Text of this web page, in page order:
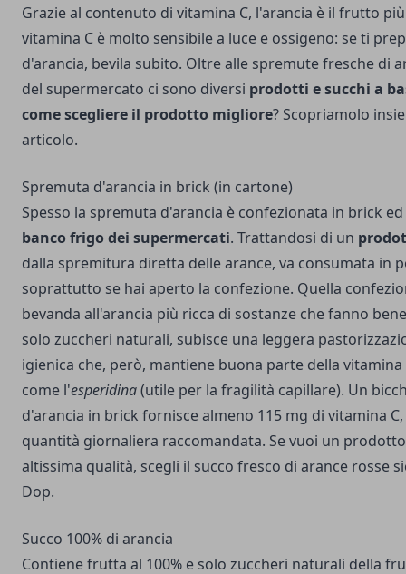
Grazie al contenuto di vitamina C, l'arancia è il frutto
vitamina C è molto sensibile a luce e ossigeno: se ti
d'arancia, bevila subito. Oltre alle spremute fresche di
del supermercato ci sono diversi prodotti e succhi a
come scegliere il prodotto migliore? Scopriamolo
articolo.
Spremuta d'arancia in brick (in cartone)
Spesso la spremuta d'arancia è confezionata in brick
banco frigo dei supermercati. Trattandosi di un
dalla spremitura diretta delle arance, va consumata in
soprattutto se hai aperto la confezione. Quella
bevanda all'arancia più ricca di sostanze che fanno
solo zuccheri naturali, subisce una leggera
igienica che, però, mantiene buona parte della
come l'esperidina(utile per la fragilità capillare). Un
d'arancia in brick fornisce almeno 115 mg di vitamina
quantità giornaliera raccomandata. Se vuoi un
altissima qualità, scegli il succo fresco di arance rosse
Dop.
Succo 100% di arancia
Contiene frutta al 100% e solo zuccheri naturali della